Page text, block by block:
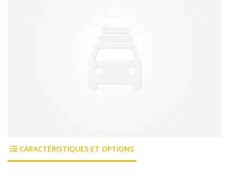
CARACTÉRISTIQUES ET OPTIONS